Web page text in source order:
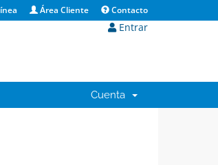
Área Cliente Contacto
Entrar
Cuenta